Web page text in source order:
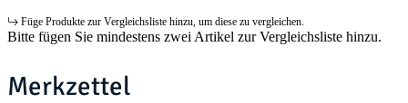
Füge Produkte zur Vergleichsliste hinzu, um diese zu vergleichen.
Bitte fügen Sie mindestens zwei Artikel zur Vergleichsliste hinzu.
Merkzettel